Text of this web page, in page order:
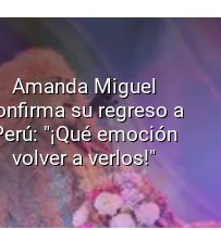
Amanda Miguel
su regreso a
"¡Qué emoción
volver a verlos!"